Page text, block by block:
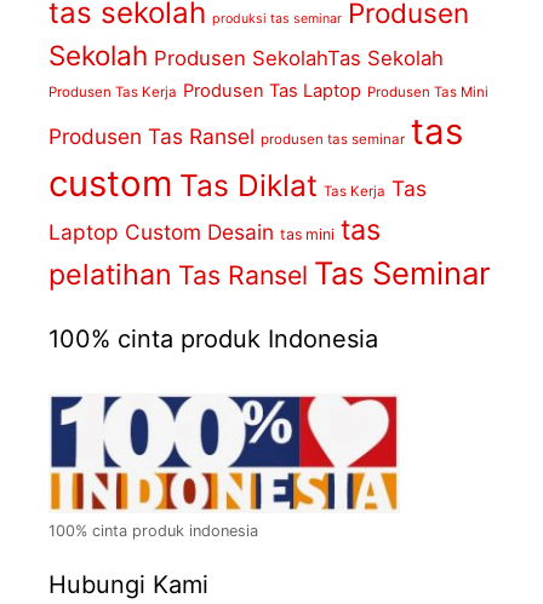
tas sekolah produksi tas seminar Produsen
Sekolah Produsen SekolahTas Sekolah
Produsen Tas Kerja Produsen Tas Laptop Produsen Tas Mini
Produsen Tas Ransel produsen tas seminar tas
custom Tas Diklat Tas Kerja Tas
Laptop Custom Desain tas mini tas
pelatihan Tas Ransel Tas Seminar
100% cinta produk Indonesia
100% cinta produk indonesia
Hubungi Kami